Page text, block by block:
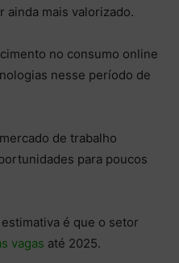
ainda mais valorizado.
no consumo online
nesse período de
de trabalho
para poucos
é que o setor
vagas até 2025.